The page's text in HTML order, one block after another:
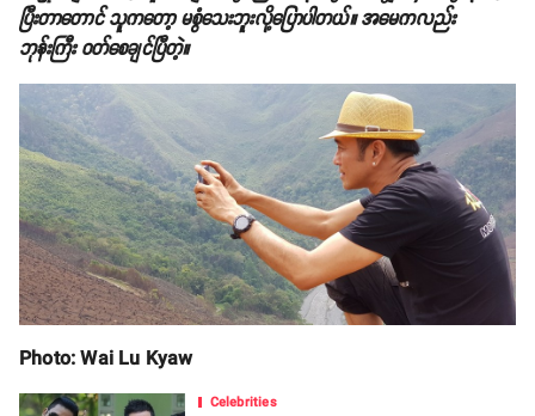
ပြီးတာတောင် သူကတော့ မစွံသေးဘူးလို့ပြောပါတယ်။ အမေကလည်း
ဘုန်းကြီး ဝတ်စေချင်ပြီတဲ့။
Photo: Wai Lu Kyaw
Celebrities